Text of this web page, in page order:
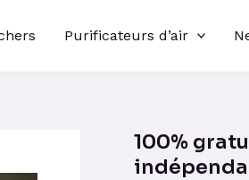
Purificateurs d’air
100%